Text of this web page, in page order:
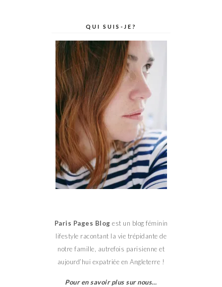
QUI SUIS-JE?
Paris Pages Blog est un blog féminin
lifestyle racontant la vie trépidante de
notre famille, autrefois parisienne et
aujourd’hui expatriée en Angleterre !
Pour en savoir plus sur nous…